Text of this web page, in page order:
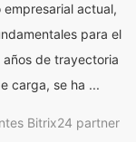
actual,
para el
años de trayectoria
carga, se ha ...
Bitrix24 partner